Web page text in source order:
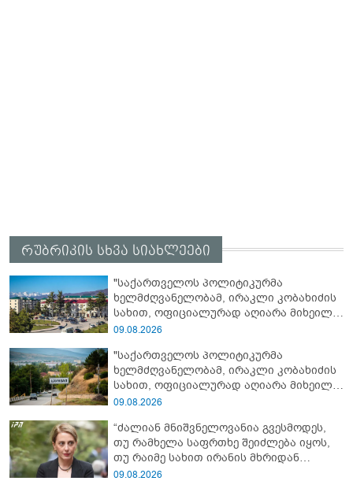
რუბრიკის სხვა სიახლეები
"საქართველოს პოლიტიკურმა
ხელმძღვანელობამ, ირაკლი კობახიძის
სახით, ოფიციალურად აღიარა მიხეილ
სააკაშვილი სამხედრო აგრესიის
პასუხისმგებლობა უნდა დაეკისროს
ქვეყანას"
09.08.2026
"საქართველოს პოლიტიკურმა
ხელმძღვანელობამ, ირაკლი კობახიძის
სახით, ოფიციალურად აღიარა მიხეილ
სააკაშვილი სამხედრო აგრესიის
აგვისტოს ომზე პასუხისმგებლობა უნდა
დაეკისროს ქვეყანას" - ოკუპირებული
ცხინვალის ე.წ. საგარეო უწყება
09.08.2026
“ძალიან მნიშვნელოვანია გვესმოდეს,
თუ რამხელა საფრთხე შეიძლება იყოს,
თუ რაიმე სახით ირანის მხრიდან
ფინანსური ინსტიტუტები აძლიერებს
09.08.2026